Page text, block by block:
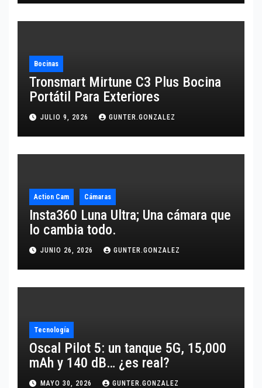
Bocinas
Tronsmart Mirtune C3 Plus Bocina
Portátil Para Exteriores
JULIO 9, 2026 GUNTER.GONZALEZ
Action Cam Cámaras
Insta360 Luna Ultra; Una cámara que
lo cambia todo.
JUNIO 26, 2026 GUNTER.GONZALEZ
Tecnología
Oscal Pilot 5: un tanque 5G, 15,000
mAh y 140 dB… ¿es real?
MAYO 30, 2026 GUNTER.GONZALEZ